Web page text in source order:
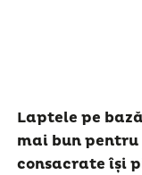
Laptele pe
mai bun
consacrate își